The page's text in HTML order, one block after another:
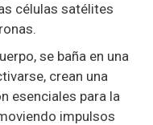
células satélites
se baña en una
crean una
esenciales para la
impulsos